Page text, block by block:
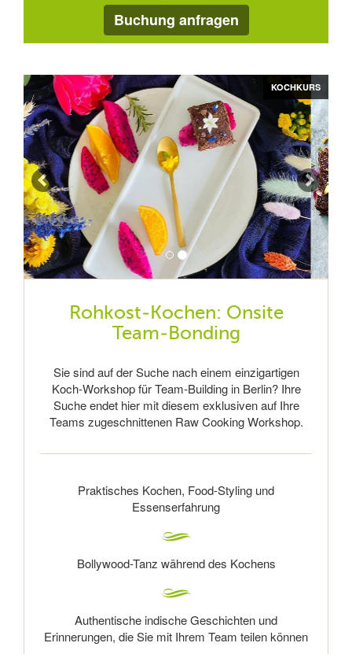
Buchung anfragen
KOCHKURS
KOCHKURS
Zurück Vor
Rohkost-Kochen: Onsite
Team-Bonding
Sie sind auf der Suche nach einem einzigartigen
Koch-Workshop für Team-Building in Berlin? Ihre
Suche endet hier mit diesem exklusiven auf Ihre
Teams zugeschnittenen Raw Cooking Workshop.
Praktisches Kochen, Food-Styling und
Essenserfahrung
Bollywood-Tanz während des Kochens
Authentische indische Geschichten und
Erinnerungen, die Sie mit Ihrem Team teilen können